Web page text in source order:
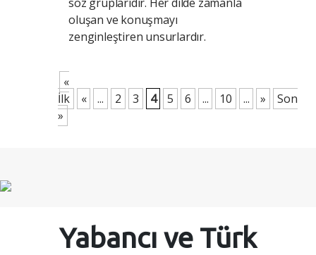
oluşan ve konuşmayı
zenginleştiren unsurlardır.
«
İlk
« ... 2 3 4 5 6 ... 10 ... »
Son
»
Yabancı ve Türk